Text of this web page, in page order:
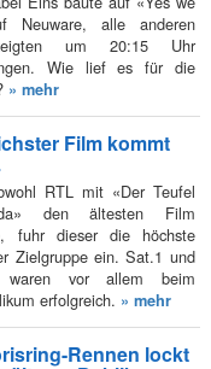
Neuware, alle anderen
um 20:15 Uhr
Wie lief es für die
» mehr
Film kommt
RTL mit «Der Teufel
den ältesten Film
fuhr dieser die höchste
Zielgruppe ein. Sat.1 und
waren vor allem beim
erfolgreich. » mehr
Rennen lockt